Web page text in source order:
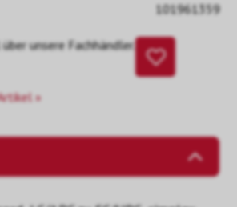
101961359
unsere Fachhändler.
»